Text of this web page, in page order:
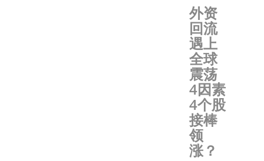
外资
回流
遇上
全球
震荡
4因素
4个股
接棒
领
涨？